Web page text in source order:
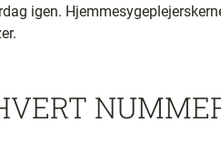
igen.